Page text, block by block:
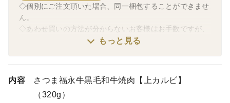
◇個別にご注文頂いた場合、同一梱包することができませ
ん。
◇あわせ買いの方法が分からないお客様はお手数ですが、
「投稿」よりお問い合わせください。 なお、土・日・祝
◇ギフト用として熨斗対応も可能です。ご注文の際、特記
事項に「のし希望」【表書き：御祝】【名入れ：福永畜
産】などの様にご記載ください。
もっと見る
内容
さつま福永牛黒毛和牛焼肉【上カルビ】
（320g）